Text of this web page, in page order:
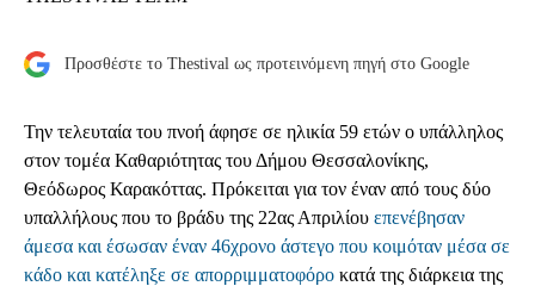
Προσθέστε το Thestival ως προτεινόμενη πηγή στο Google
Την τελευταία του πνοή άφησε σε ηλικία 59 ετών ο υπάλληλος
στον τομέα Καθαριότητας του Δήμου Θεσσαλονίκης,
Θεόδωρος Καρακόττας. Πρόκειται για τον έναν από τους δύο
υπαλλήλους που το βράδυ της 22ας Απριλίου επενέβησαν
άμεσα και έσωσαν έναν 46χρονο άστεγο που κοιμόταν μέσα σε
κάδο και κατέληξε σε απορριμματοφόρο κατά της διάρκεια της